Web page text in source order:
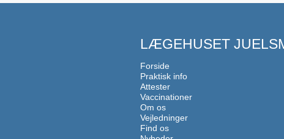
LÆGEHUSET
Forside
Praktisk info
Attester
Vaccinationer
Om os
Vejledninger
Find os